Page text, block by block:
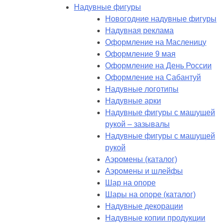
Надувные фигуры
Новогодние надувные фигуры
Надувная реклама
Оформление на Масленицу
Оформление 9 мая
Оформление на День России
Оформление на Сабантуй
Надувные логотипы
Надувные арки
Надувные фигуры с машущей
рукой – зазывалы
Надувные фигуры с машущей
рукой
Аэромены (каталог)
Аэромены и шлейфы
Шар на опоре
Шары на опоре (каталог)
Надувные декорации
Надувные копии продукции